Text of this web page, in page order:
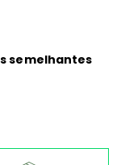
semelhantes